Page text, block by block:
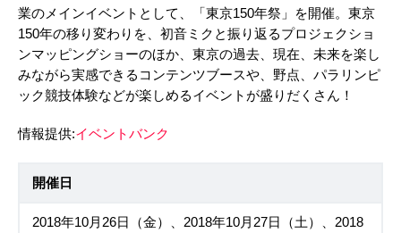
業のメインイベントとして、「東京150年祭」を開催。東京
150年の移り変わりを、初音ミクと振り返るプロジェクショ
ンマッピングショーのほか、東京の過去、現在、未来を楽し
みながら実感できるコンテンツブースや、野点、パラリンピ
ック競技体験などが楽しめるイベントが盛りだくさん！
情報提供:イベントバンク
開催日
2018年10月26日（金）、2018年10月27日（土）、2018